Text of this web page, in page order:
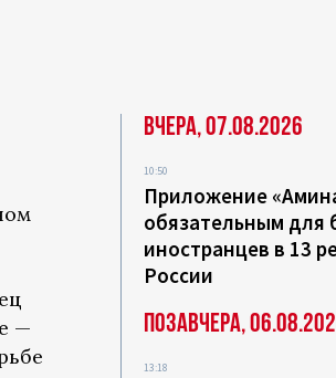
—
Вчера, 07.08.2026
10:50
Приложение
обязательным для
иностранцев в 13
России
Позавчера,
13:18